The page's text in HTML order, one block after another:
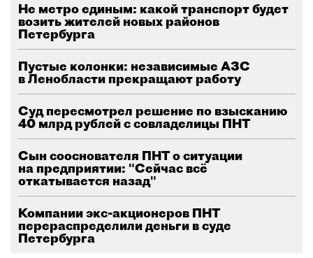
Не метро единым: какой транспорт будет
возить жителей новых районов
Петербурга
Пустые колонки: независимые АЗС
в Ленобласти прекращают работу
Суд пересмотрел решение по взысканию
40 млрд рублей с совладелицы ПНТ
Сын сооснователя ПНТ о ситуации
на предприятии: "Сейчас всё
откатывается назад"
Компании экс-акционеров ПНТ
перераспределили деньги в суде
Петербурга